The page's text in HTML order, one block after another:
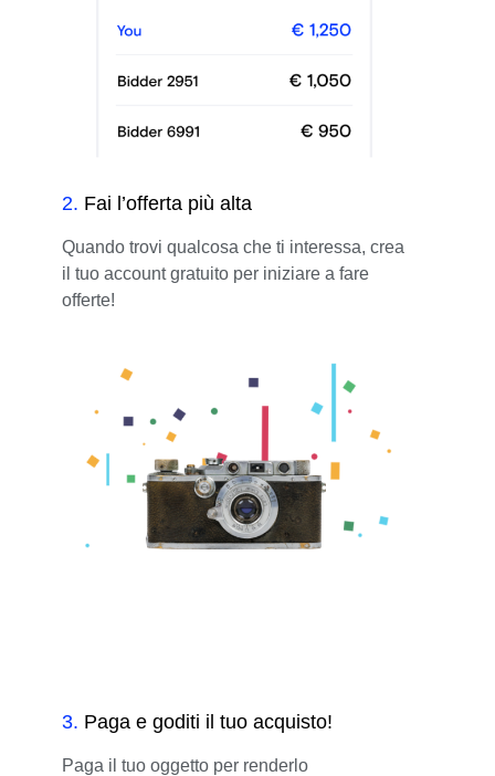
2. Fai l’offerta più alta
Quando trovi qualcosa che ti interessa, crea
il tuo account gratuito per iniziare a fare
offerte!
3. Paga e goditi il tuo acquisto!
Paga il tuo oggetto per renderlo